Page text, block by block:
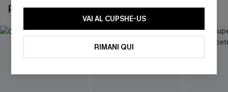
POTREBBE INTERESSARTI ANCHE
VAI AL CUPSHE-US
RIMANI QUI